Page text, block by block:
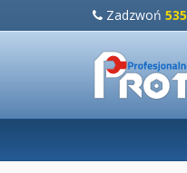
Zadzwoń